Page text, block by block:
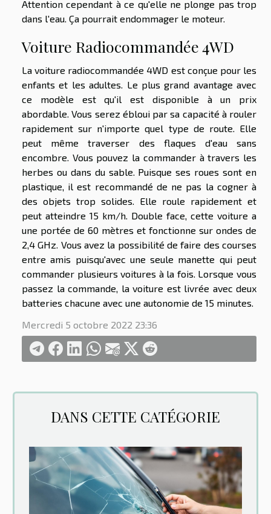
DANS CETTE CATÉGORIE
Attention cependant à ce qu'elle ne plonge pas trop
dans l'eau. Ça pourrait endommager le moteur.
Voiture Radiocommandée 4WD
La voiture radiocommandée 4WD est conçue pour les
enfants et les adultes. Le plus grand avantage avec
ce modèle est qu'il est disponible à un prix
abordable. Vous serez ébloui par sa capacité à rouler
rapidement sur n'importe quel type de route. Elle
peut même traverser des flaques d'eau sans
encombre. Vous pouvez la commander à travers les
herbes ou dans du sable. Puisque ses roues sont en
plastique, il est recommandé de ne pas la cogner à
des objets trop solides. Elle roule rapidement et
peut atteindre 15 km/h. Double face, cette voiture a
une portée de 60 mètres et fonctionne sur ondes de
2,4 GHz. Vous avez la possibilité de faire des courses
entre amis puisqu'avec une seule manette qui peut
commander plusieurs voitures à la fois. Lorsque vous
passez la commande, la voiture est livrée avec deux
batteries chacune avec une autonomie de 15 minutes.
Mercredi 5 octobre 2022 23:36